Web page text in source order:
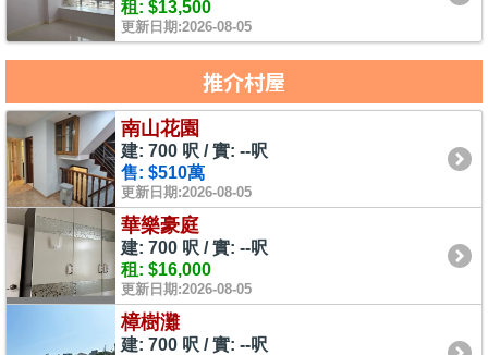
租: $13,500
更新日期:2026-08-05
推介村屋
南山花園
建: 700 呎 / 實: --呎
售: $510萬
更新日期:2026-08-05
華樂豪庭
建: 700 呎 / 實: --呎
租: $16,000
更新日期:2026-08-05
樟樹灘
建: 700 呎 / 實: --呎